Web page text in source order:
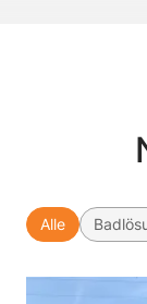
Alle